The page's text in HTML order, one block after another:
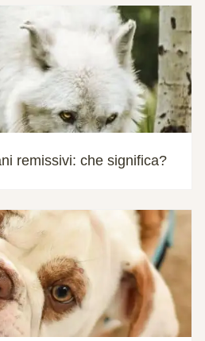
remissivi: che significa?